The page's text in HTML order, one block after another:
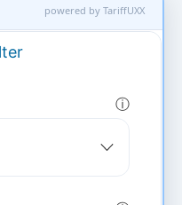
powered by TariffUXX